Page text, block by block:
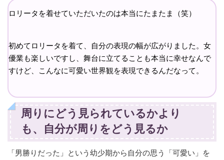
ロリータを着せていただいたのは本当にたまたま（笑）
初めてロリータを着て、自分の表現の幅が広がりました。女
優業も楽しいですし、舞台に立てることも本当に幸せなんで
すけど、こんなに可愛い世界観を表現できるんだなって。
周りにどう見られているかより
も、自分が周りをどう見るか
「男勝りだった」という幼少期から自分の思う「可愛い」を